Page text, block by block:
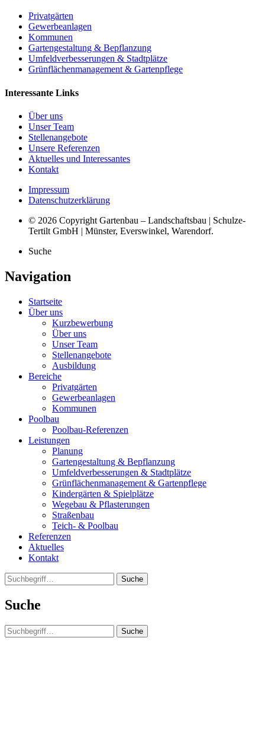
Privatgärten
Gewerbeanlagen
Kommunen
Gartengestaltung & Bepflanzung
Umfeldverbesserungen & Stadtplätze
Grünflächenmanagement & Gartenpflege
Interessante Links
Über uns
Unser Team
Stellenangebote
Unsere Referenzen
Aktuelles und Interessantes
Kontakt
Impressum
Datenschutzerklärung
© 2026 Copyright Gartenbau – Landschaftsbau | Schulze-
Tertilt GmbH | Münster, Everswinkel, Warendorf.
Suche
Navigation
Startseite
Über uns
Kurzbewerbung
Über uns
Unser Team
Stellenangebote
Ausbildung
Bereiche
Privatgärten
Gewerbeanlagen
Kommunen
Poolbau
Poolbau-Referenzen
Leistungen
Planung
Gartengestaltung & Bepflanzung
Umfeldverbesserungen & Stadtplätze
Grünflächenmanagement & Gartenpflege
Kindergärten & Spielplätze
Wegebau & Pflasterungen
Straßenbau
Teich- & Poolbau
Referenzen
Aktuelles
Kontakt
Suche
Suche
Suche